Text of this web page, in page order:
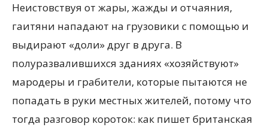
Неистовствуя от жары, жажды и отчаяния,
гаитяни нападают на грузовики с помощью и
выдирают «доли» друг в друга. В
полуразвалившихся зданиях «хозяйствуют»
мародеры и грабители, которые пытаются не
попадать в руки местных жителей, потому что
тогда разговор короток: как пишет британская